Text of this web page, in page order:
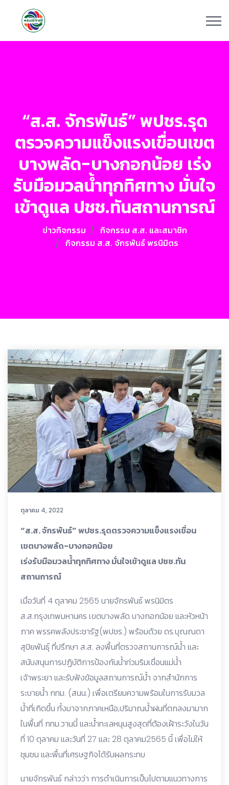
“ส.ส. จักรพันธ์” พปชร.รุด
ตรวจความแข็งแรงเขื่อนเขต
บางพลัด-บางกอกน้อย เร่ง
รับมือมวลน้ำทุกทิศทาง มั่นใจ
เข้าดูแล ปชช.ทันสถานการณ์
ข่าวกิจกรรม
กิจกรรม ส.ส. และสมาชิก
กิจกรรม ส.ส. จักรพันธ์ พรนิมิตร
ตุลาคม 4, 2022
“ส.ส. จักรพันธ์” พปชร.รุดตรวจความแข็งแรงเขื่อน
เขตบางพลัด-บางกอกน้อย
เร่งรับมือมวลน้ำทุกทิศทาง มั่นใจเข้าดูแล ปชช.ทัน
สถานการณ์
เมื่อวันที่ 4 ตุลาคม 2565 นายจักรพันธ์ พรนิมิตร
ส.ส.กรุงเทพมหานคร เขตบางพลัด บางกอกน้อย และหัวหน้า
ภาค พรรคพลังประชารัฐ(พปชร.) พร้อมด้วย ดร.บุณณดา
สุปิยพันธุ์ ที่ปรึกษา ส.ส. ลงพื้นที่ตรวจสถานการณ์น้ำ และ
สนับสนุนการปฏิบัติการป้องกันน้ำท่วมริมเขื่อนแม่น้ำ
เจ้าพระยา และรับฟังข้อมูลสถานการณ์น้ำ จากสำนักการ
ระบายน้ำ กทม. (สนน.) เพื่อเตรียมความพร้อมในการรับมวล
น้ำที่เกิดขึ้น ทั้งมาจากภาคเหนือ,ปริมาณน้ำฝนที่ตกลงมามาก
ในพื้นที่ กทม.วานนี้ และน้ำทะเลหนุนสูงสุดที่ต้องเฝ้าระวังในวัน
ที่ 10 ตุลาคม และวันที่ 27 และ 28 ตุลาคม2565 นี้ เพื่อไม่ให้
ชุมชน และพื้นที่เศรษฐกิจได้รับผลกระทบ
นายจักรพันธ์ กล่าวว่า การดำเนินการเป็นไปตามแนวทางการ